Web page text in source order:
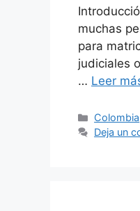
muchas
para
judiciales
… Leer
Categorías
Colombia
Deja un